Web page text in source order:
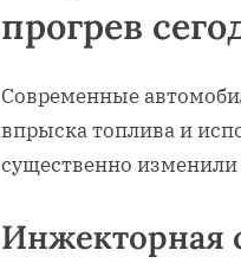
прогрев
Современные
впрыска топлива и
существенно изменили
Инжекторная